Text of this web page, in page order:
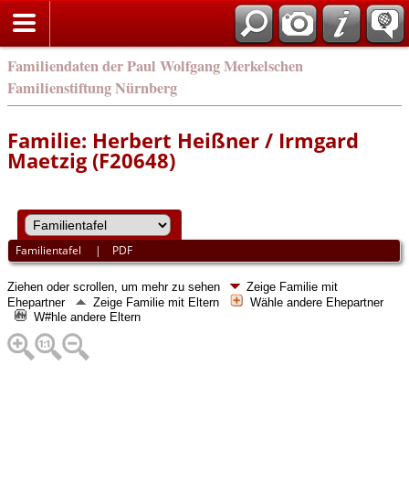
Familiendaten der Paul Wolfgang Merkelschen
Familienstiftung Nürnberg
Familie: Herbert Heißner / Irmgard
Maetzig (F20648)
Familientafel | PDF
Ziehen oder scrollen, um mehr zu sehen
Zeige Familie mit
Ehepartner
Zeige Familie mit Eltern
Wähle andere Ehepartner
W#hle andere Eltern